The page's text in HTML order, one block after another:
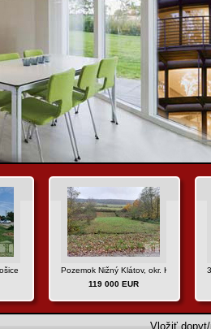
- okolie
Pozemok Nižný Klátov, okr. Košice -
119 000 EUR
Vložiť